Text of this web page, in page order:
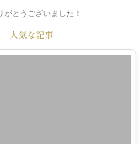
とうございました！
人気な記事